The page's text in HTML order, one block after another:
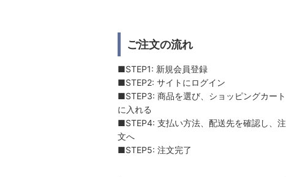
ご注文の流れ
■STEP1: 新規会員登録
■STEP2: サイトにログイン
■STEP3: 商品を選び、ショッピングカート
に入れる
■STEP4: 支払い方法、配送先を確認し、注
文へ
■STEP5: 注文完了